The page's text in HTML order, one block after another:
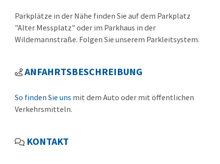
Parkplätze in der Nähe finden Sie auf dem Parkplatz
"Alter Messplatz" oder im Parkhaus in der
Wildemannstraße. Folgen Sie unserem Parkleitsystem.
ANFAHRTSBESCHREIBUNG
So finden Sie uns mit dem Auto oder mit öffentlichen
Verkehrsmitteln.
KONTAKT